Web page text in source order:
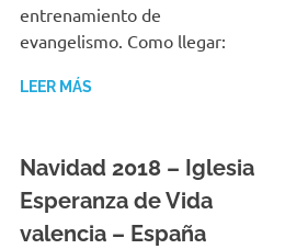
entrenamiento de
evangelismo. Como llegar:
LEER MÁS
Navidad 2018 – Iglesia
Esperanza de Vida
valencia – España